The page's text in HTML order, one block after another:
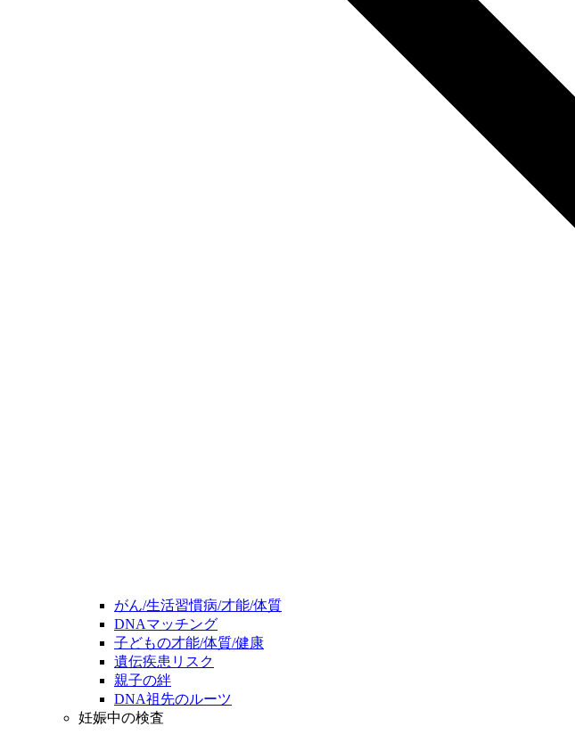
がん/生活習慣病/才能/体質
DNAマッチング
子どもの才能/体質/健康
遺伝疾患リスク
親子の絆
DNA祖先のルーツ
妊娠中の検査